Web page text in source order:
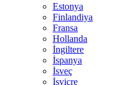
Estonya
Finlandiya
Fransa
Hollanda
İngiltere
İspanya
İsveç
İsviçre